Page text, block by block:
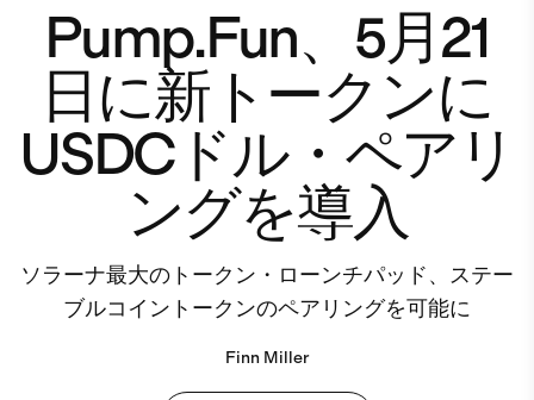
Pump.Fun、5月21
日に新トークンに
USDCドル・ペアリ
ングを導入
ソラーナ最大のトークン・ローンチパッド、ステー
ブルコイントークンのペアリングを可能に
Finn Miller